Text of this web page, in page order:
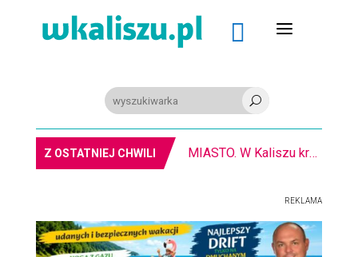
 a
U
Z OSTATNIEJ CHWILI MIASTO. W Kaliszu kręcą film. Zmiany w kursowaniu autobusów KLA
REKLAMA